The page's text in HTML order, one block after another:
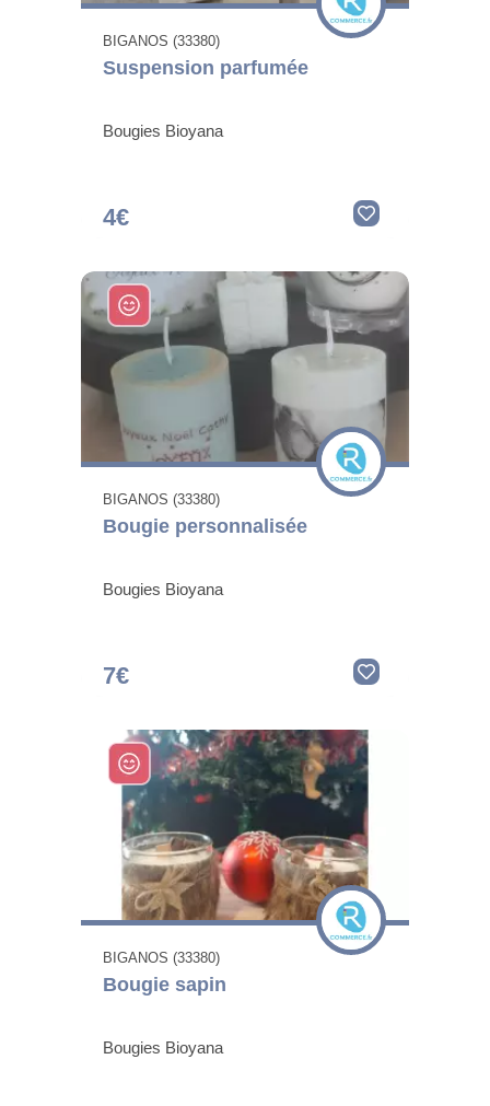
BIGANOS (33380)
Suspension parfumée
Bougies Bioyana
4€
BIGANOS (33380)
Bougie personnalisée
Bougies Bioyana
7€
BIGANOS (33380)
Bougie sapin
Bougies Bioyana